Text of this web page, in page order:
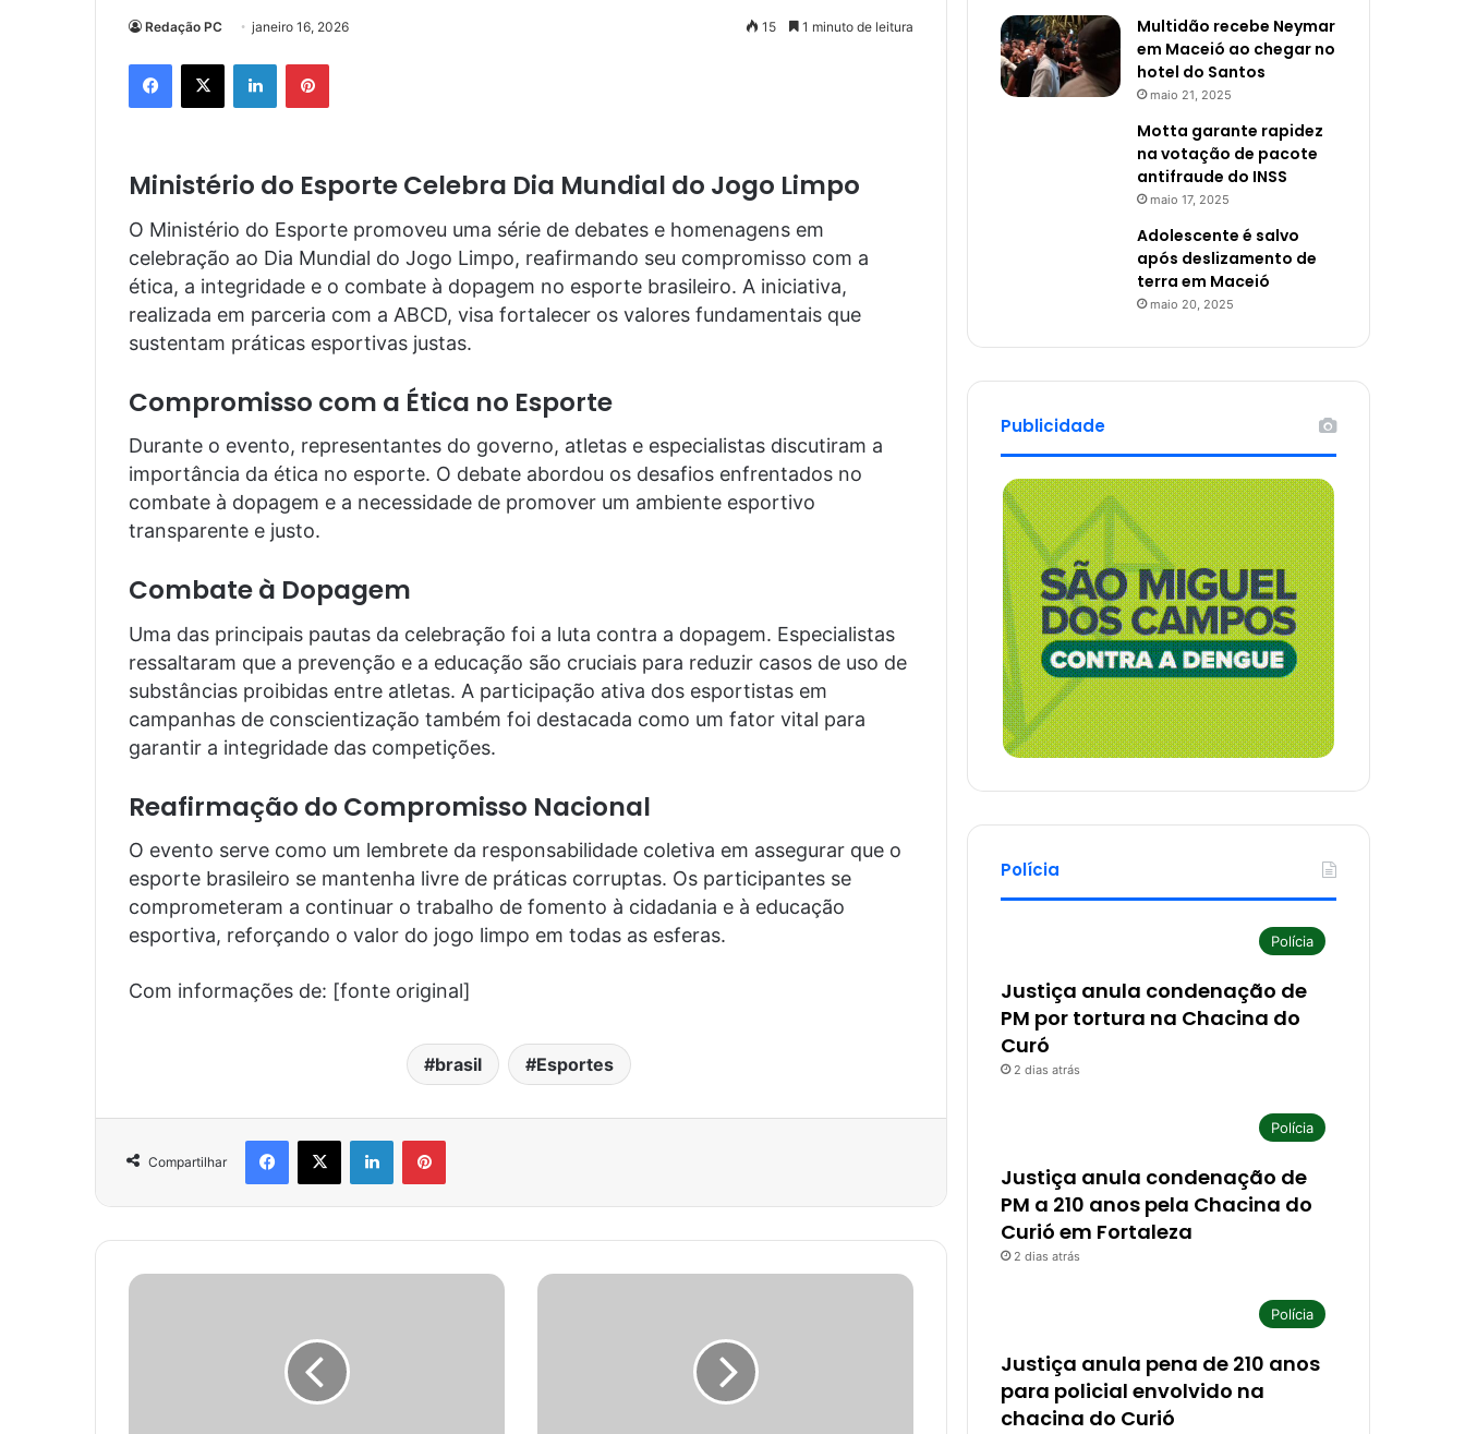
Redação PC janeiro 16, 2026 15 1 minuto de leitura
Facebook
X LinkedinPinterest
Ministério do Esporte Celebra Dia Mundial do Jogo Limpo
O Ministério do Esporte promoveu uma série de debates e homenagens em
celebração ao Dia Mundial do Jogo Limpo, reafirmando seu compromisso com a
ética, a integridade e o combate à dopagem no esporte brasileiro. A iniciativa,
realizada em parceria com a ABCD, visa fortalecer os valores fundamentais que
sustentam práticas esportivas justas.
Compromisso com a Ética no Esporte
Durante o evento, representantes do governo, atletas e especialistas discutiram a
importância da ética no esporte. O debate abordou os desafios enfrentados no
combate à dopagem e a necessidade de promover um ambiente esportivo
transparente e justo.
Combate à Dopagem
Uma das principais pautas da celebração foi a luta contra a dopagem. Especialistas
ressaltaram que a prevenção e a educação são cruciais para reduzir casos de uso de
substâncias proibidas entre atletas. A participação ativa dos esportistas em
campanhas de conscientização também foi destacada como um fator vital para
garantir a integridade das competições.
Reafirmação do Compromisso Nacional
O evento serve como um lembrete da responsabilidade coletiva em assegurar que o
esporte brasileiro se mantenha livre de práticas corruptas. Os participantes se
comprometeram a continuar o trabalho de fomento à cidadania e à educação
esportiva, reforçando o valor do jogo limpo em todas as esferas.
Com informações de: [fonte original]
brasil Esportes
Compartilhar
Facebook
X LinkedinPinterest
Multidão recebe Neymar
em Maceió ao chegar no
hotel do Santos
maio 21, 2025
Motta garante rapidez
na votação de pacote
antifraude do INSS
maio 17, 2025
Adolescente é salvo
após deslizamento de
terra em Maceió
maio 20, 2025
Publicidade
Polícia
Polícia
Justiça anula condenação de
PM por tortura na Chacina do
Curó
2 dias atrás
Polícia
Justiça anula condenação de
PM a 210 anos pela Chacina do
Curió em Fortaleza
2 dias atrás
Polícia
Justiça anula pena de 210 anos
para policial envolvido na
chacina do Curió